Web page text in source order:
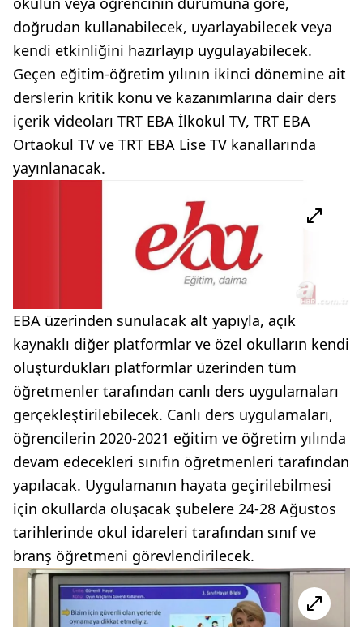
doğrudan kullanabilecek, uyarlayabilecek veya
kendi etkinliğini hazırlayıp uygulayabilecek.
Geçen eğitim-öğretim yılının ikinci dönemine ait
derslerin kritik konu ve kazanımlarına dair ders
içerik videoları TRT EBA İlkokul TV, TRT EBA
Ortaokul TV ve TRT EBA Lise TV kanallarında
yayınlanacak.
EBA üzerinden sunulacak alt yapıyla, açık
kaynaklı diğer platformlar ve özel okulların kendi
oluşturdukları platformlar üzerinden tüm
öğretmenler tarafından canlı ders uygulamaları
gerçekleştirilebilecek. Canlı ders uygulamaları,
öğrencilerin 2020-2021 eğitim ve öğretim yılında
devam edecekleri sınıfın öğretmenleri tarafından
yapılacak. Uygulamanın hayata geçirilebilmesi
için okullarda oluşacak şubelere 24-28 Ağustos
tarihlerinde okul idareleri tarafından sınıf ve
branş öğretmeni görevlendirilecek.